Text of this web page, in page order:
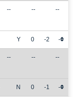
-- -- --
Y 0 -2 -
-- -- --
N 0 -1 -